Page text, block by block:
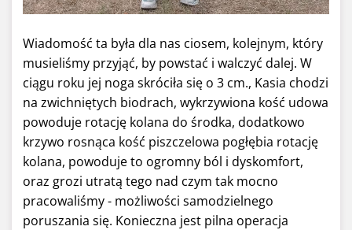
Wiadomość ta była dla nas ciosem, kolejnym, który
musieliśmy przyjąć, by powstać i walczyć dalej. W
ciągu roku jej noga skróciła się o 3 cm., Kasia chodzi
na zwichniętych biodrach, wykrzywiona kość udowa
powoduje rotację kolana do środka, dodatkowo
krzywo rosnąca kość piszczelowa pogłębia rotację
kolana, powoduje to ogromny ból i dyskomfort,
oraz grozi utratą tego nad czym tak mocno
pracowaliśmy - możliwości samodzielnego
poruszania się. Konieczna jest pilna operacja